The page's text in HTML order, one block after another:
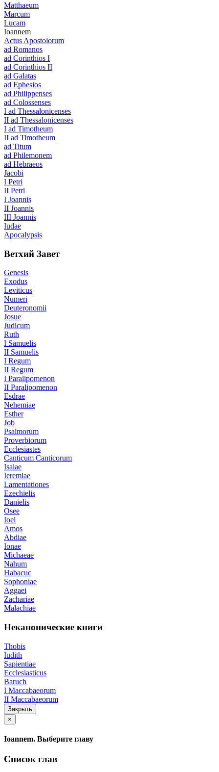
Matthaeum
Marcum
Lucam
Ioannem
Actus Apostolorum
ad Romanos
ad Corinthios I
ad Corinthios II
ad Galatas
ad Ephesios
ad Philippenses
ad Colossenses
I ad Thessalonicenses
II ad Thessalonicenses
I ad Timotheum
II ad Timotheum
ad Titum
ad Philemonem
ad Hebraeos
Jacobi
I Petri
II Petri
I Joannis
II Joannis
III Joannis
Iudae
Apocalypsis
Ветхий Завет
Genesis
Exodus
Leviticus
Numeri
Deuteronomii
Josue
Judicum
Ruth
I Samuelis
II Samuelis
I Regum
II Regum
I Paralipomenon
II Paralipomenon
Esdrae
Nehemiae
Esther
Job
Psalmorum
Proverbiorum
Ecclesiastes
Canticum Canticorum
Isaiae
Ieremiae
Lamentationes
Ezechielis
Danielis
Osee
Ioel
Amos
Abdiae
Ionae
Michaeae
Nahum
Habacuc
Sophoniae
Aggaei
Zachariae
Malachiae
Неканонические книги
Thobis
Iudith
Sapientiae
Ecclesiasticus
Baruch
I Maccabaeorum
II Maccabaeorum
Закрыть
×
Ioannem. Выберите главу
Список глав